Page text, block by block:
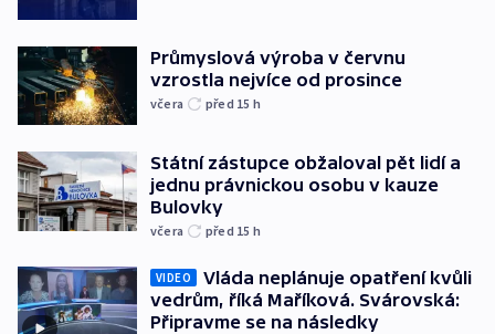
Průmyslová výroba v červnu
vzrostla nejvíce od prosince
včera před 15 h
Státní zástupce obžaloval pět lidí a
jednu právnickou osobu v kauze
Bulovky
včera před 15 h
VIDEO
Vláda neplánuje opatření kvůli
vedrům, říká Maříková. Svárovská:
Připravme se na následky